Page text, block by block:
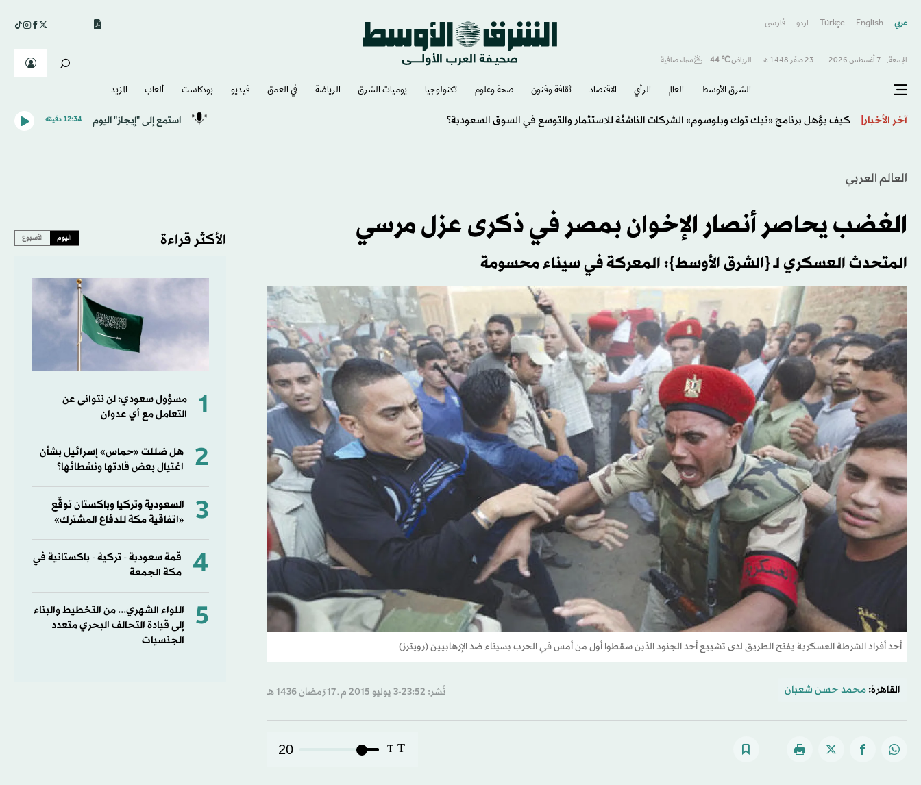
عربي English
Türkçe اردو فارسى
الجمعة, 7 أغسطس 2026 - 23 صفَر 1448 هـ الرياض℃
44 سماء صافية
الشرق الأوسط​ العالم الرأي الاقتصاد ثقافة وفنون صحة وعلوم تكنولوجيا يوميات الشرق​ الرياضة في العمق فيديو بودكاست ألعاب المزيد
آخر الأخبار تقرير الوظائف الأميركية يهوي بعوائد سندات الخزانة ويبدد رهانات رفع الفائدة استمع إلى "إيجاز" اليوم 12:34 دقيقه
العالم العربي
الغضب يحاصر أنصار الإخوان بمصر في ذكرى عزل مرسي
المتحدث العسكري لـ {الشرق الأوسط}: المعركة في سيناء محسومة
أحد أفراد الشرطة العسكرية يفتح الطريق لدى تشييع أحد الجنود الذين سقطوا أول من أمس في الحرب بسيناء ضد الإرهابيين (رويترز)
القاهرة: محمد حسن شعبان نُشر: 23:52-3 يوليو 2015 م ـ 17 رَمضان 1436 هـ
T
T
20
الأكثر قراءة اليوم الأسبوع
1
مسؤول سعودي: لن نتوانى عن
التعامل مع أي عدوان
2
هل ضللت «حماس» إسرائيل بشأن
اغتيال بعض قادتها ونشطائها؟
3
السعودية وتركيا وباكستان توقّع
«اتفاقية مكة للدفاع المشترك»
4
قمة سعودية - تركية - باكستانية في
مكة الجمعة
5
اللواء الشهري... من التخطيط والبناء
إلى قيادة التحالف البحري متعدد
الجنسيات